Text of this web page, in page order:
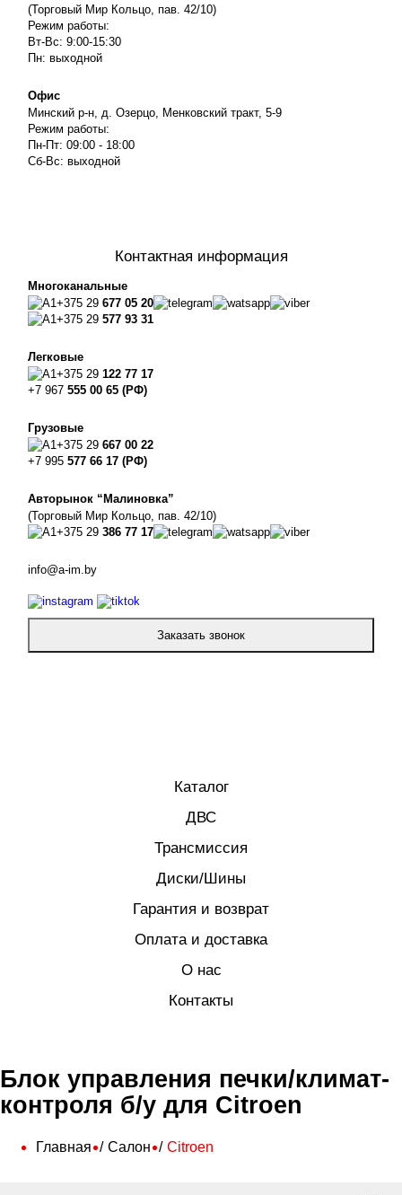
(Торговый Мир Кольцо, пав. 42/10)
Режим работы:
Вт-Вс: 9:00-15:30
Пн: выходной
Офис
Минский р-н, д. Озерцо, Менковский тракт, 5-9
Режим работы:
Пн-Пт: 09:00 - 18:00
Сб-Вс: выходной
Контактная информация
Многоканальные
+375 29 677 05 20
+375 29 577 93 31
Легковые
+375 29 122 77 17
+7 967 555 00 65 (РФ)
Грузовые
+375 29 667 00 22
+7 995 577 66 17 (РФ)
Авторынок “Малиновка”
(Торговый Мир Кольцо, пав. 42/10)
+375 29 386 77 17
info@a-im.by
Заказать звонок
Каталог
ДВС
Трансмиссия
Диски/Шины
Гарантия и возврат
Оплата и доставка
О нас
Контакты
Блок управления печки/климат-
контроля б/у для Citroen
Главная Салон Citroen